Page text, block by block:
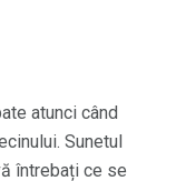
atunci când
Sunetul
întrebați ce se